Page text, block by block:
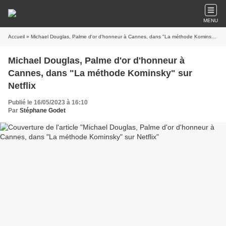
MENU
Accueil » Michael Douglas, Palme d'or d'honneur à Cannes, dans "La méthode Kominsky" sur Netflix
Michael Douglas, Palme d'or d'honneur à
Cannes, dans "La méthode Kominsky" sur
Netflix
Publié le 16/05/2023 à 16:10
Par Stéphane Godet